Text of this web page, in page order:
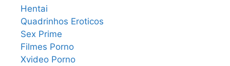
Hentai
Quadrinhos Eroticos
Sex Prime
Filmes Porno
Xvideo Porno